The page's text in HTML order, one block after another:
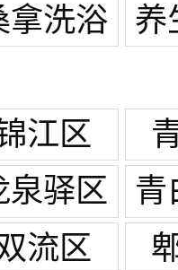
拿洗浴
养
江区
泉驿区
青
流区